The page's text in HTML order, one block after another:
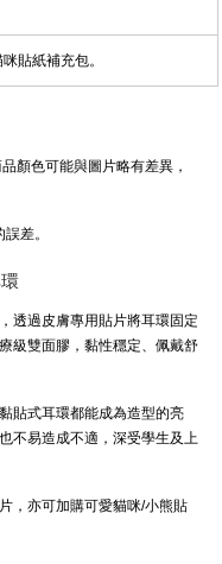
貼紙補充包。
顏色可能與圖片略有差異，
差。
透過皮膚專用貼片將耳環固定
級雙面膠，黏性穩定、佩戴舒
貼式耳環都能成為造型的亮
不易造成不適，深受學生及上
，亦可加購可愛貓咪/小熊貼